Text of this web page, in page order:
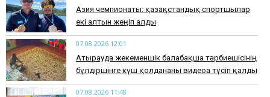
Азия чемпионаты: қазақстандық спортшылар
екі алтын жеңіп алды
07.08.2026 12:01
Атырауда жекеменшік балабақша тәрбиешісінің
бүлдіршінге күш қолданғаны видеоға түсіп қалды
07.08.2026 11:48